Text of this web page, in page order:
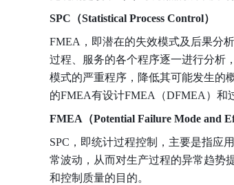
SPC（Statistical Process Control）
FMEA，即潜在的失效模式及后果分
过程、服务的各个程序逐一进行分析
模式的严重程序，降低其可能发生的
的FMEA有设计FMEA（DFMEA）和
FMEA（Potential Failure Mode and
SPC，即统计过程控制，主要是指应
常波动，从而对生产过程的异常趋势
和控制质量的目的。